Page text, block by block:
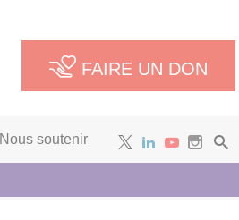
FAIRE UN DON
Nous soutenir